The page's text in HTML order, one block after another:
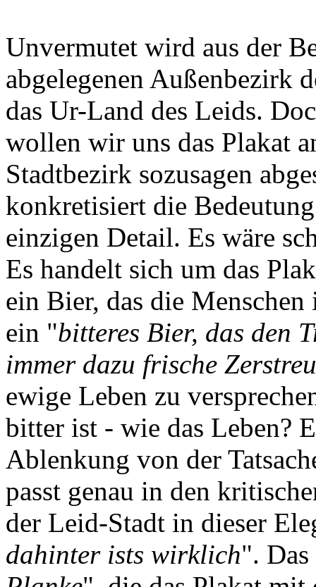
Unvermutet wird aus der
abgelegenen Außenbezirk
das Ur-Land des Leids.
wollen wir uns das Plakat
Stadtbezirk sozusagen
konkretisiert die
einzigen Detail. Es wäre
Es handelt sich um das
ein Bier, das die
ein "bitteres Bier, das den
immer dazu frische
ewige Leben zu
bitter ist - wie das Leben?
Ablenkung von der
passt genau in den
der Leid-Stadt in dieser
dahinter ists wirklich".